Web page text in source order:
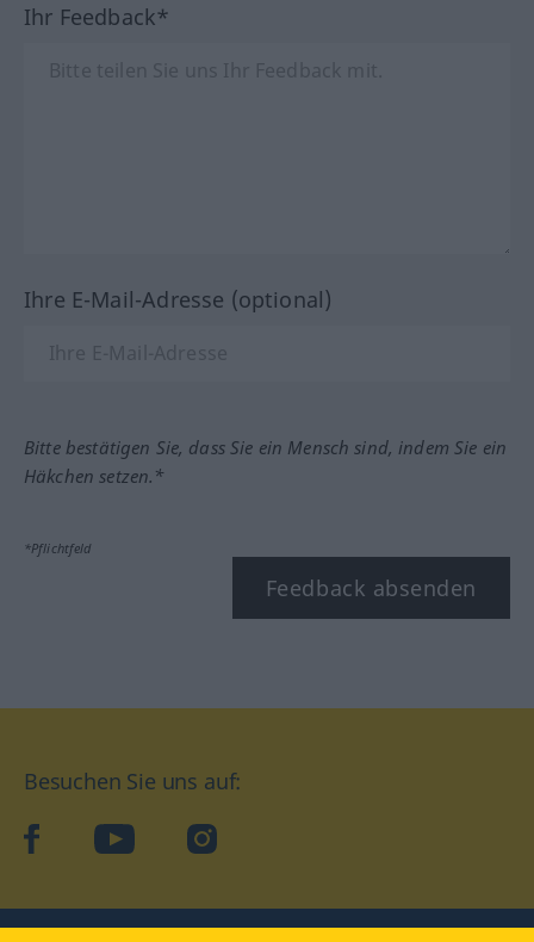
Ihr Feedback*
Ihre E-Mail-Adresse (optional)
Bitte bestätigen Sie, dass Sie ein Mensch sind, indem Sie ein
Häkchen setzen.*
*Pflichtfeld
Feedback absenden
Besuchen Sie uns auf:
facebookYouTube Instagram